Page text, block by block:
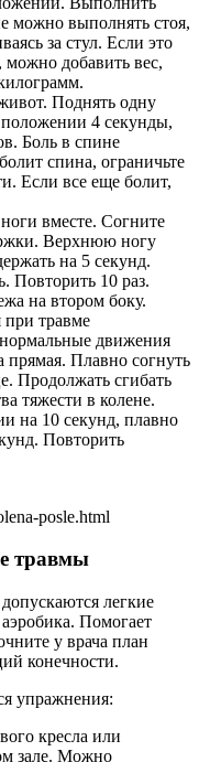
можно выполнять стоя,
за стул. Если это
можно добавить вес,
Поднять одну
4 секунды,
Боль в спине
спина, ограничьте
Если все еще болит,
вместе. Согните
Верхнюю ногу
на 5 секунд.
Повторить 10 раз.
на втором боку.
травме
нормальные движения
прямая. Плавно согнуть
Продолжать сгибать
тяжести в колене.
на 10 секунд, плавно
Повторить
posle.html
травмы
легкие
Помогает
у врача план
конечности.
упражнения:
кресла или
зале. Можно